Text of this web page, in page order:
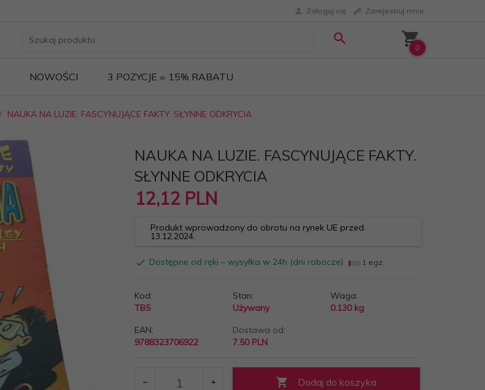
Zaloguj się Zarejestruj mnie
0
NOWOŚCI 3 POZYCJE = 15% RABATU
NAUKA NA LUZIE. FASCYNUJĄCE FAKTY. SŁYNNE ODKRYCIA
NAUKA NA LUZIE. FASCYNUJĄCE FAKTY.
SŁYNNE ODKRYCIA
12,12 PLN
Produkt wprowadzony do obrotu na rynek UE przed
13.12.2024.
Dostępne od ręki – wysyłka w 24h (dni robocze) 1 egz.
Kod:
TB5
Stan:
Używany
Waga:
0.130 kg
EAN:
9788323706922
Dostawa od:
7.50 PLN
Dodaj do koszyka